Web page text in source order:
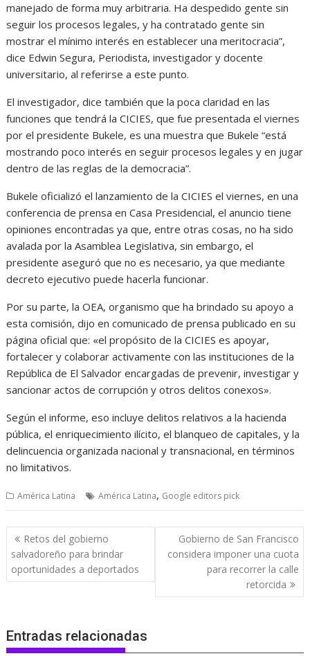
manejado de forma muy arbitraria. Ha despedido gente sin
seguir los procesos legales, y ha contratado gente sin
mostrar el mínimo interés en establecer una meritocracia”,
dice Edwin Segura, Periodista, investigador y docente
universitario, al referirse a este punto.
El investigador, dice también que la poca claridad en las
funciones que tendrá la CICIES, que fue presentada el viernes
por el presidente Bukele, es una muestra que Bukele “está
mostrando poco interés en seguir procesos legales y en jugar
dentro de las reglas de la democracia”.
Bukele oficializó el lanzamiento de la CICIES el viernes, en una
conferencia de prensa en Casa Presidencial, el anuncio tiene
opiniones encontradas ya que, entre otras cosas, no ha sido
avalada por la Asamblea Legislativa, sin embargo, el
presidente aseguró que no es necesario, ya que mediante
decreto ejecutivo puede hacerla funcionar.
Por su parte, la OEA, organismo que ha brindado su apoyo a
esta comisión, dijo en comunicado de prensa publicado en su
página oficial que: «el propósito de la CICIES es apoyar,
fortalecer y colaborar activamente con las instituciones de la
República de El Salvador encargadas de prevenir, investigar y
sancionar actos de corrupción y otros delitos conexos».
Según el informe, eso incluye delitos relativos a la hacienda
pública, el enriquecimiento ilícito, el blanqueo de capitales, y la
delincuencia organizada nacional y transnacional, en términos
no limitativos.
América Latina América Latina, Google editors pick
Navegación
de
entradas
Retos del gobierno
salvadoreño para brindar
oportunidades a deportados
Gobierno de San Francisco
considera imponer una cuota
para recorrer la calle
retorcida
Entradas relacionadas